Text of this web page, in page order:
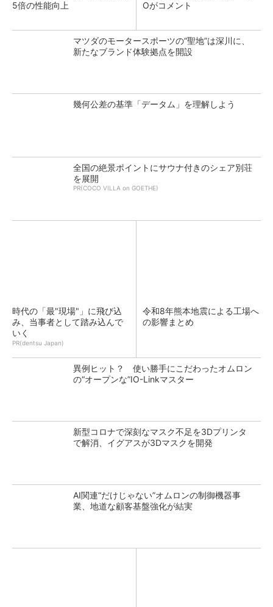
5倍の性能向上
Oがコメント
マツダのモータースポーツの“聖地”は深川に、
新たなブランド体験拠点を開設
幾何公差の基準「データム」を理解しよう
全国の絶景ポイントにサウナ付きのシェア別荘
を展開
PR(COCO VILLA on GOETHE)
時代の「最"現場"」に飛び込
み、当事者として踏み込んで
いく
PR(dentsu Japan)
令和8年熊本地震による工場へ
の影響まとめ
異例ヒット？ 使い勝手にこだわったオムロン
の“オープンな”IO-Linkマスター
新型コロナで深刻なマスク不足を3Dプリンタ
で解消、イグアスが3Dマスクを開発
AI関連“だけじゃない”オムロンの制御機器事
業、地道な顧客基盤強化が結実